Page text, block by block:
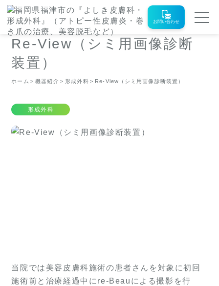
お問い合わせ
Re-View（シミ用画像診断
装置）
ホーム 機器紹介 形成外科 Re-View（シミ用画像診断装置）
形成外科
当院では美容皮膚科施術の患者さんを対象に初回
施術前と治療経過中にre-Beauによる撮影を行